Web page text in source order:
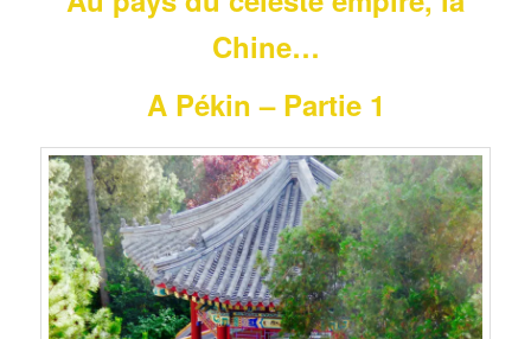
Chine…
A Pékin – Partie 1